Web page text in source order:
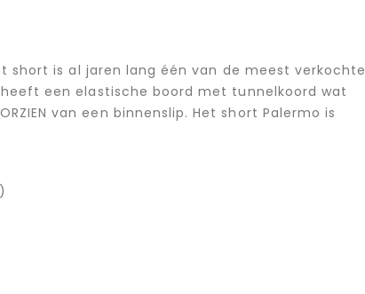
short is al jaren lang één van de meest verkochte
een elastische boord met tunnelkoord wat
van een binnenslip. Het short Palermo is